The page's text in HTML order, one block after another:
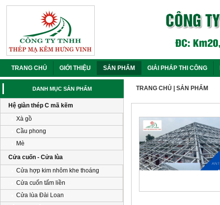
TRANG CHỦ GIỚI THIỆU SẢN PHẨM GIẢI PHÁP THI CÔNG
DANH MỤC SẢN PHẨM
Hệ giàn thép C mã kẽm
Xà gồ
Cầu phong
Mè
Cửa cuốn - Cửa lùa
Cửa hợp kim nhôm khe thoáng
Cửa cuốn tấm liền
Cửa lùa Đài Loan
Thi công công trình thép mã
kẽm tại Nghệ An
mái thép
siêu nhẹ tại
Vinh
Thi công hệ thép C mạ kẽm
hợp kim nhôm Thạch Lim Hà
CÔNG TRÌNH ĐANG THI
Mã Kẽm Hưng Vinh đã thi
công
Công trình 10.000 m2 mà
Hưng Vinh đã trúng thầu
Bàn giao
TRANG CHỦ SẢN PHẨM